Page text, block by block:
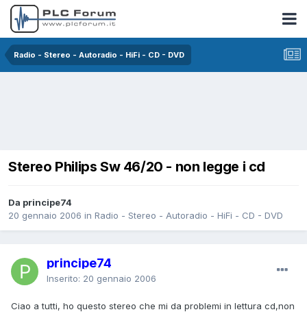
Radio - Stereo - Autoradio - HiFi - CD - DVD
Stereo Philips Sw 46/20 - non legge i cd
Da principe74
20 gennaio 2006 in Radio - Stereo - Autoradio - HiFi - CD - DVD
principe74
Inserito: 20 gennaio 2006
Ciao a tutti, ho questo stereo che mi da problemi in lettura cd,non